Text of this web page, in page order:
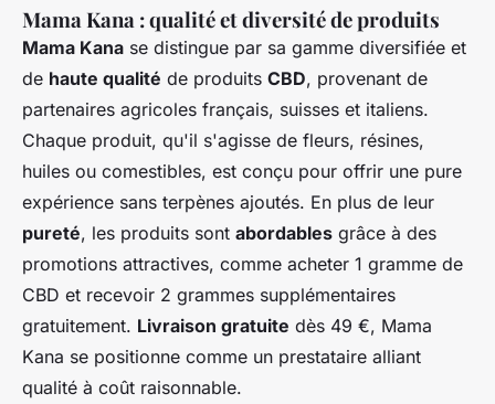
Mama Kana : qualité et diversité de produits
Mama Kana se distingue par sa gamme diversifiée et
de haute qualité de produits CBD, provenant de
partenaires agricoles français, suisses et italiens.
Chaque produit, qu'il s'agisse de fleurs, résines,
huiles ou comestibles, est conçu pour offrir une pure
expérience sans terpènes ajoutés. En plus de leur
pureté, les produits sont abordables grâce à des
promotions attractives, comme acheter 1 gramme de
CBD et recevoir 2 grammes supplémentaires
gratuitement. Livraison gratuite dès 49 €, Mama
Kana se positionne comme un prestataire alliant
qualité à coût raisonnable.